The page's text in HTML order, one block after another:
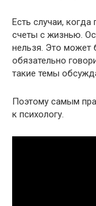
Есть случаи, когда
счеты с жизнью.
нельзя. Это может
обязательно
такие темы
Поэтому самым
к психологу.